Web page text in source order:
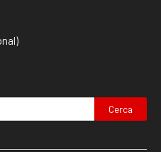
Cerca